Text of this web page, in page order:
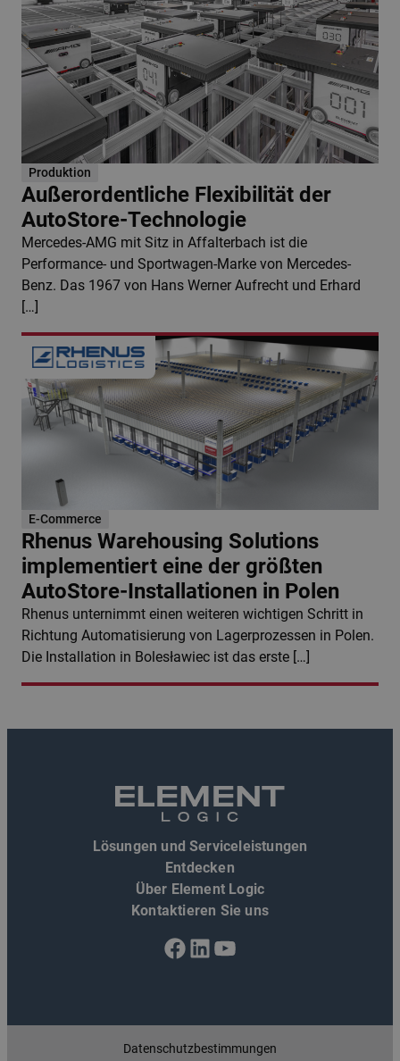
Produktion
Außerordentliche Flexibilität der
AutoStore-Technologie
Mercedes-AMG mit Sitz in Affalterbach ist die
Performance- und Sportwagen-Marke von Mercedes-
Benz. Das 1967 von Hans Werner Aufrecht und Erhard
[…]
E-Commerce
Rhenus Warehousing Solutions
implementiert eine der größten
AutoStore-Installationen in Polen
Rhenus unternimmt einen weiteren wichtigen Schritt in
Richtung Automatisierung von Lagerprozessen in Polen.
Die Installation in Bolesławiec ist das erste […]
Lösungen und Serviceleistungen
Entdecken
Über Element Logic
Kontaktieren Sie uns
Facebook
LinkedIn
YouTube
Datenschutzbestimmungen